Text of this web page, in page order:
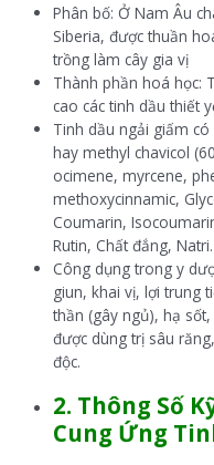
Phân bố: Ở Nam Âu
Siberia, được thuần
trồng làm cây gia vị
Thành phần hoá học:
cao các tinh dầu thiết
Tinh dầu ngải giấm
hay methyl chavicol
ocimene, myrcene,
methoxycinnamic,
Coumarin,
Rutin, Chất đắng,
Công dụng trong y
giun, khai vị, lợi trung
thần (gây ngủ), hạ
được dùng trị sâu
độc.
2. Thông Số
Cung Ứng